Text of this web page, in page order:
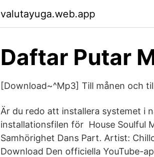
valutayuga.web.app
Daftar Putar
[Download~^Mp3] Till månen och
Är du redo att installera systemet i
installationsfilen för House Soulful
Samhörighet Dans Part. Artist:
Download Den officiella YouTube-